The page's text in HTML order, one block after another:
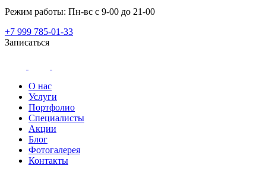
Режим работы: Пн-вс с 9-00 до 21-00
+7 999 785-01-33
Записаться
О нас
Услуги
Портфолио
Специалисты
Акции
Блог
Фотогалерея
Контакты